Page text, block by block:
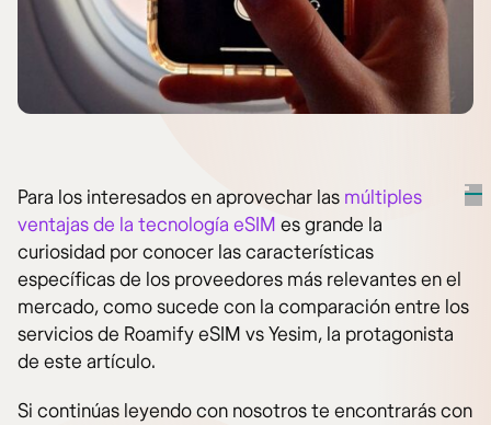
Para los interesados en aprovechar las múltiples
ventajas de la tecnología eSIM es grande la
curiosidad por conocer las características
específicas de los proveedores más relevantes en el
mercado, como sucede con la comparación entre los
servicios de Roamify eSIM vs Yesim, la protagonista
de este artículo.
Si continúas leyendo con nosotros te encontrarás con